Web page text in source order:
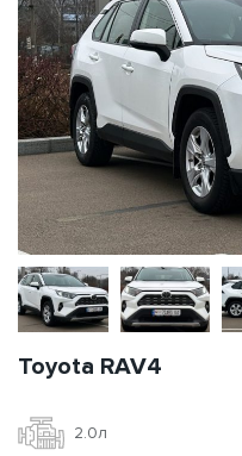
Toyota RAV4
2.0л